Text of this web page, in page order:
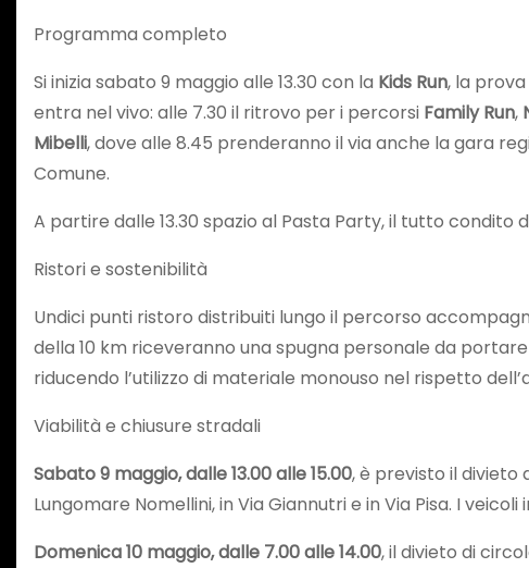
Programma completo
Si inizia sabato 9 maggio alle 13.30 con la Kids Run, la
entra nel vivo: alle 7.30 il ritrovo per i percorsi Family Run,
Mibelli, dove alle 8.45 prenderanno il via anche la gara
Comune.
A partire dalle 13.30 spazio al Pasta Party, il tutto
Ristori e sostenibilità
Undici punti ristoro distribuiti lungo il percorso
della 10 km riceveranno una spugna personale da
riducendo l’utilizzo di materiale monouso nel rispetto
Viabilità e chiusure stradali
Sabato 9 maggio, dalle 13.00 alle 15.00, è previsto il divieto
Lungomare Nomellini, in Via Giannutri e in Via Pisa. I
Domenica 10 maggio, dalle 7.00 alle 14.00, il divieto di